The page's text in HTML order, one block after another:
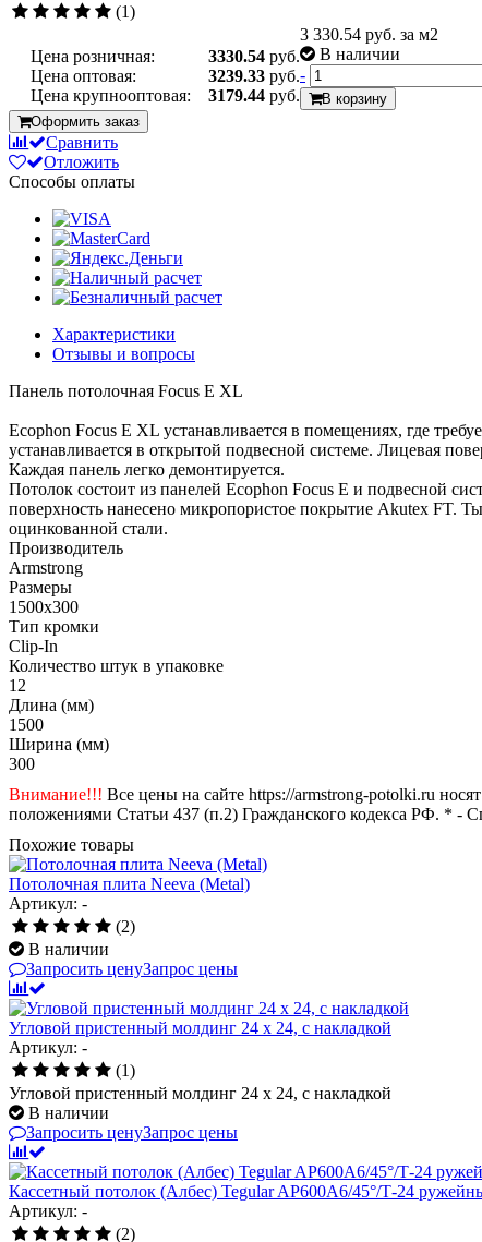
(1)
Цена розничная: 3330.54 руб.
Цена оптовая:
3239.33 руб.
Цена крупнооптовая:
3179.44 руб.
3 330.54 руб. за м2
В наличии
-
В корзину
Оформить заказ
Сравнить
Отложить
Способы оплаты
Характеристики
Отзывы и вопросы
Панель потолочная Focus E XL
Ecophon Focus E XL устанавливается в помещениях, где
устанавливается в открытой подвесной системе. Лицевая
Каждая панель легко демонтируется.
Потолок состоит из панелей Ecophon Focus Е и подвесной
поверхность нанесено микропористое покрытие Akutex FT.
оцинкованной стали.
Производитель
Armstrong
Размеры
1500x300
Тип кромки
Clip-In
Количество штук в упаковке
12
Длина (мм)
1500
Ширина (мм)
300
Внимание!!! Все цены на сайте https://armstrong-potolki.ru
положениями Статьи 437 (п.2) Гражданского кодекса РФ. * -
Похожие товары
Потолочная плита Neeva (Metal)
Артикул: -
(2)
В наличии
Запросить ценуЗапрос цены
Угловой пристенный молдинг 24 x 24, с накладкой
Артикул: -
(1)
Угловой пристенный молдинг 24 x 24, с накладкой
В наличии
Запросить ценуЗапрос цены
Кассетный потолок (Албес) Tegular AP600A6/45°/Т-24
Артикул: -
(2)